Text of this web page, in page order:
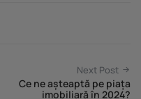
Next Post
Ce ne așteaptă pe piața
imobiliară în 2024?